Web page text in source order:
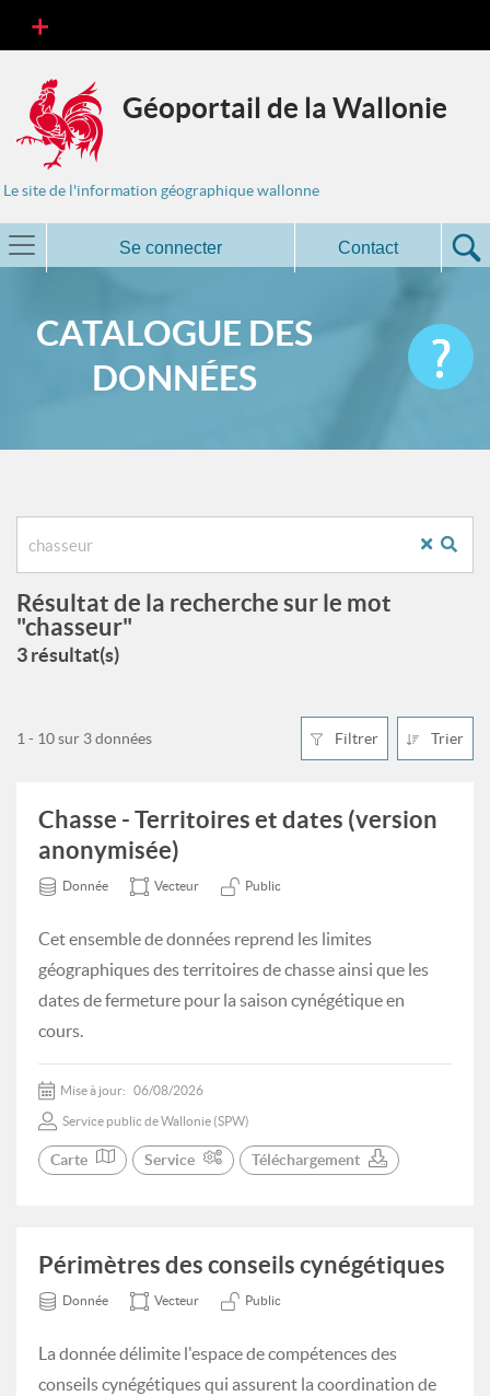
Géoportail de la Wallonie
Le site de l'information géographique wallonne
Se connecter Contact
CATALOGUE DES
DONNÉES
Résultat de la recherche sur le mot
"chasseur"
3 résultat(s)
Filtrer Trier
1 - 10 sur 3 données
Chasse - Territoires et dates (version
anonymisée)
Donnée Vecteur Public
Cet ensemble de données reprend les limites
géographiques des territoires de chasse ainsi que les
dates de fermeture pour la saison cynégétique en
cours.
Mise à jour: 06/08/2026
Service public de Wallonie (SPW)
Carte Service Téléchargement
Périmètres des conseils cynégétiques
Donnée Vecteur Public
La donnée délimite l'espace de compétences des
conseils cynégétiques qui assurent la coordination de